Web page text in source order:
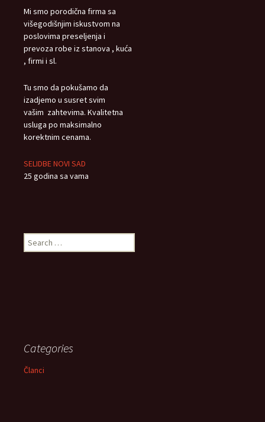
Mi smo porodična firma sa
višegodišnjim iskustvom na
poslovima preseljenja i
prevoza robe iz stanova , kuća
, firmi i sl.
Tu smo da pokušamo da
izadjemo u susret svim
vašim zahtevima. Kvalitetna
usluga po maksimalno
korektnim cenama.
SELIDBE NOVI SAD
25 godina sa vama
Search
for:
Categories
Članci